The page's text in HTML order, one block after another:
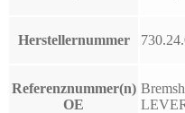
Herstellernummer
Referenznummer(n)
OE